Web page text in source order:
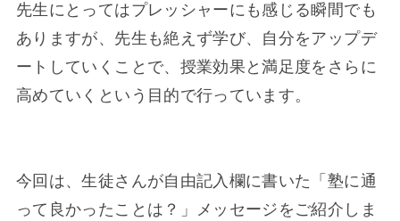
先生にとってはプレッシャーにも感じる瞬間でも
ありますが、先生も絶えず学び、自分をアップデ
ートしていくことで、授業効果と満足度をさらに
高めていくという目的で行っています。
今回は、生徒さんが自由記入欄に書いた「塾に通
って良かったことは？」メッセージをご紹介しま